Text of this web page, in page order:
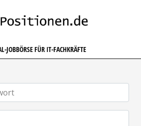
JOBBÖRSE FÜR IT-FACHKRÄFTE